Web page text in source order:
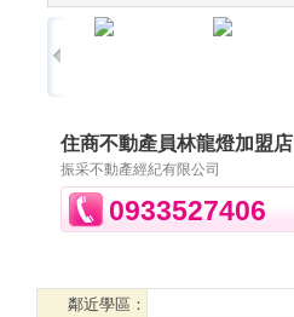
住商不動產員林龍燈加盟店
振采不動產經紀有限公司
0933527406
鄰近學區：